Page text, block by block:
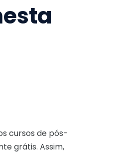
cursos de pós-
grátis. Assim,